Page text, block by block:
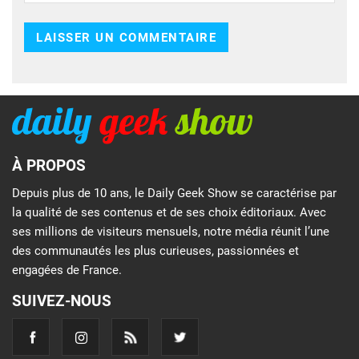
À PROPOS
Depuis plus de 10 ans, le Daily Geek Show se caractérise par
la qualité de ses contenus et de ses choix éditoriaux. Avec
ses millions de visiteurs mensuels, notre média réunit l’une
des communautés les plus curieuses, passionnées et
engagées de France.
SUIVEZ-NOUS